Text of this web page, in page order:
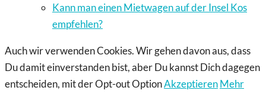
Kann man einen Mietwagen auf der Insel Kos
empfehlen?
Auch wir verwenden Cookies. Wir gehen davon aus, dass
Du damit einverstanden bist, aber Du kannst Dich dagegen
entscheiden, mit der Opt-out OptionAkzeptierenMehr